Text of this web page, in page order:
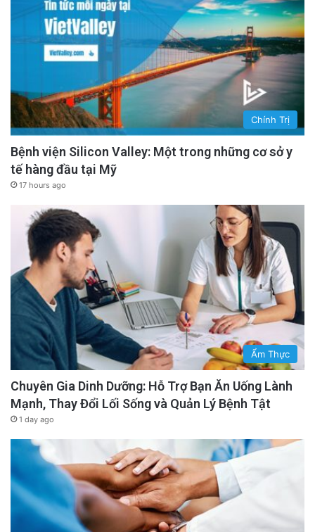
Chính Trị
Bệnh viện Silicon Valley: Một trong những cơ sở y
tế hàng đầu tại Mỹ
17 hours ago
Ẩm Thực
Chuyên Gia Dinh Dưỡng: Hỗ Trợ Bạn Ăn Uống Lành
Mạnh, Thay Đổi Lối Sống và Quản Lý Bệnh Tật
1 day ago